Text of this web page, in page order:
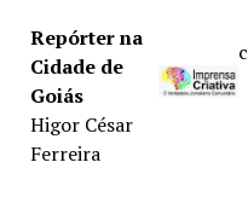
Repórter na
Cidade de
Goiás
Higor César
Ferreira